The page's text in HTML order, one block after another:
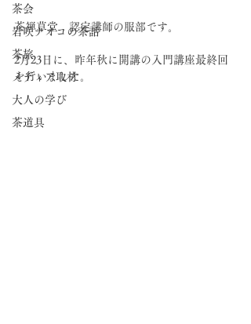
茶会
岩咲ナオコの茶話
茶旅
メディア取材
大人の学び
茶道具
茶禅草堂　認定講師の服部です。
2月23日に、昨年秋に開講の入門講座最終回
を行いました。